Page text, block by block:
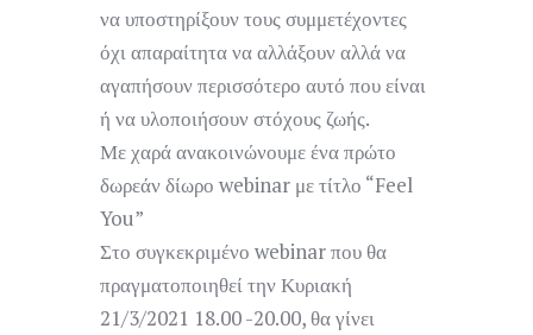
να υποστηρίξουν τους συμμετέχοντες
όχι απαραίτητα να αλλάξουν αλλά να
αγαπήσουν περισσότερο αυτό που είναι
ή να υλοποιήσουν στόχους ζωής.
Με χαρά ανακοινώνουμε ένα πρώτο
δωρεάν δίωρο webinar με τίτλο “Feel
You”
Στο συγκεκριμένο webinar που θα
πραγματοποιηθεί την Κυριακή
21/3/2021 18.00 -20.00, θα γίνει